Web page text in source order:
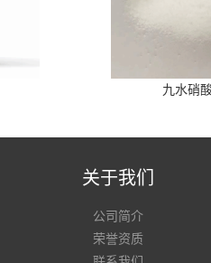
九水硝
关于我们
公司简介
荣誉资质